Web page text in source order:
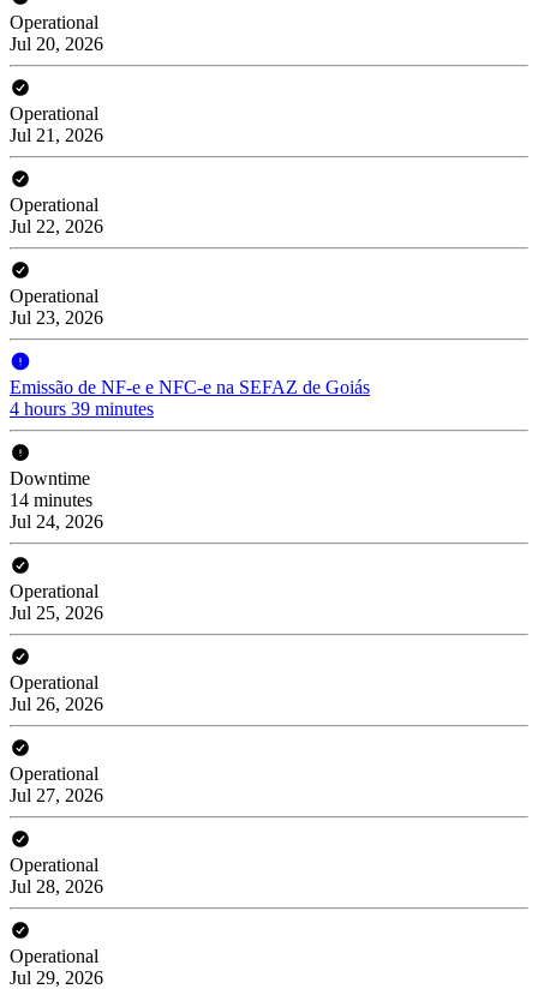
Operational
Jul 20, 2026
Operational
Jul 21, 2026
Operational
Jul 22, 2026
Operational
Jul 23, 2026
Emissão de NF-e e NFC-e na SEFAZ de Goiás
4 hours 39 minutes
Downtime
14 minutes
Jul 24, 2026
Operational
Jul 25, 2026
Operational
Jul 26, 2026
Operational
Jul 27, 2026
Operational
Jul 28, 2026
Operational
Jul 29, 2026